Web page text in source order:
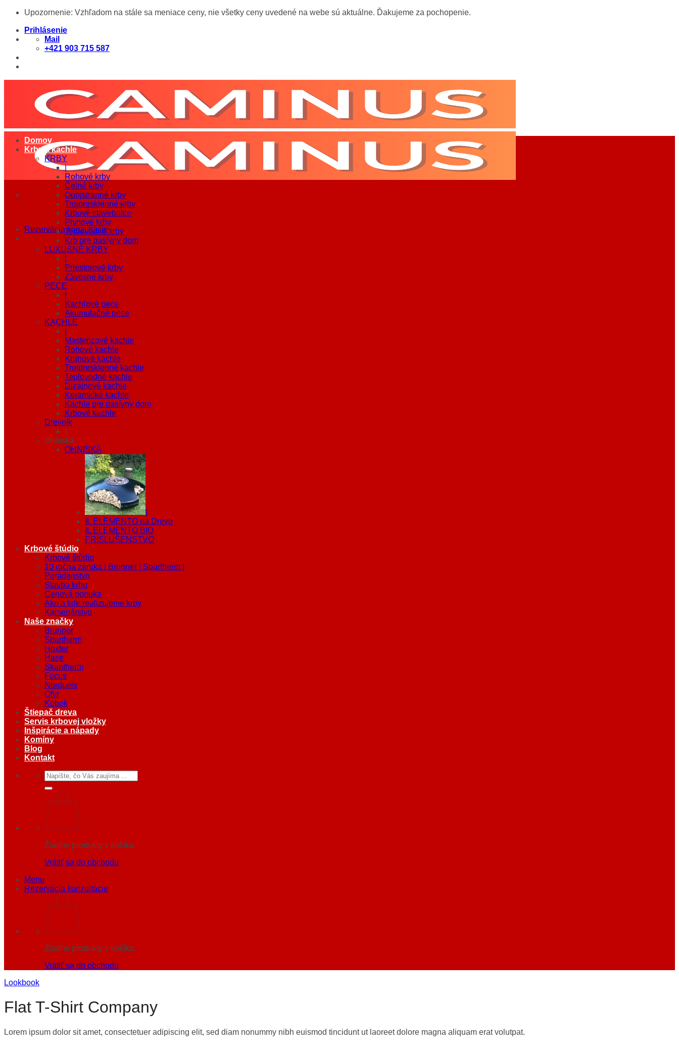
Skip
content
Upozornenie: Vzhľadom na stále sa meniace ceny, nie všetky ceny uvedené na webe sú aktuálne. Ďakujeme za pochopenie.
Prihlásenie
Mail
+421 903 715 587
Rezervácia konzultácie
Domov
Krby a kachle
KRBY
|
Rohové krby
Čelné krby
Obojstranné krby
Trojpresklenné krby
Krbové stavebnice
Plynové krby
Teplovodné krby
Krb pre pasívny dom
LUXUSNÉ KRBY
Priestorové krby
Závesné krby
PECE
Kachľové pece
Akumulačné pece
KACHLE
Mastencové kachle
Rohové kachle
Kruhové kachle
Trojpresklenné kachle
Teplovodné kachle
Dizajnové kachle
Keramické kachle
Kachle pre pasívny dom
Krbové kachle
Drevník
Ohniská
OHNISKÁ
IL ELEMENTO na Drevo
IL ELEMENTO BIO
PRÍSLUŠENSTVO
Krbové štúdio
Krbové štúdio
10 ročná záruka | Brunner | Spartherm |
Poradenstvo
Stavba krbu
Cenová ponuka
Ako a kde realizujeme krby
Kamenárstvo
Naše značky
Brunner
Spartherm
Hoxter
Hase
Skantherm
Focus
Nordpeis
Ofyr
Kobok
Štiepač dreva
Servis krbovej vložky
Inšpirácie a nápady
Komíny
Blog
Kontakt
Hľadať:
Žiadne produkty v košíku.
Vrátiť sa do obchodu
Menu
Rezervácia konzultácie
Žiadne produkty v košíku.
Vrátiť sa do obchodu
Lookbook
Flat T-Shirt Company
Lorem ipsum dolor sit amet, consectetuer adipiscing elit, sed diam nonummy nibh euismod tincidunt ut laoreet dolore magna aliquam erat volutpat.